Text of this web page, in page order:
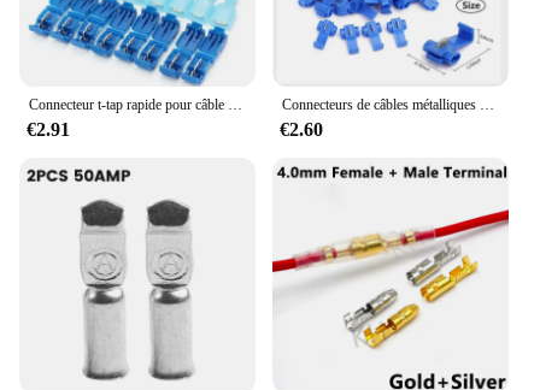
Connecteur t-tap rapide pour câble électrique, 40 pièces, Terminal de fil de verrouillage d'épissure à pression, Terminal de fil à sertir étanche
€2.91
Connecteurs de câbles métalliques Scotch Lock, 50 pièces, bornes d'épissure rapide électriques, sertissage Non destructif sans rupture de ligne AWG 22-18
€2.60